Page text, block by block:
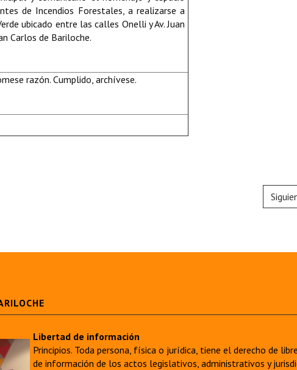
de Incendios Forestales, a realizarse a
ubicado entre las calles Onelli y Av. Juan
Carlos de Bariloche.
razón. Cumplido, archívese.
Libertad de información
Principios. Toda persona, física o jurídica, tiene el derecho de
de información de los actos legislativos, administrativos y